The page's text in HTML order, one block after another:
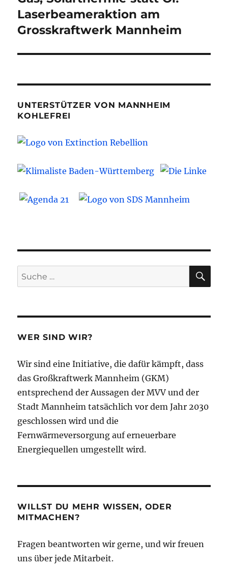
Laserbeameraktion am
Grosskraftwerk Mannheim
UNTERSTÜTZER VON MANNHEIM
KOHLEFREI
Suche
nach:
WER SIND WIR?
Wir sind eine Initiative, die dafür kämpft, dass
das Großkraftwerk Mannheim (GKM)
entsprechend der Aussagen der MVV und der
Stadt Mannheim tatsächlich vor dem Jahr 2030
geschlossen wird und die
Fernwärmeversorgung auf erneuerbare
Energiequellen umgestellt wird.
WILLST DU MEHR WISSEN, ODER
MITMACHEN?
Fragen beantworten wir gerne, und wir freuen
uns über jede Mitarbeit.